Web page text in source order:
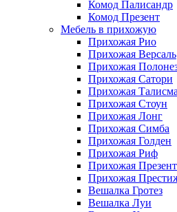
Комод Палисандр
Комод Презент
Мебель в прихожую
Прихожая Рио
Прихожая Версаль
Прихожая
Прихожая Сатори
Прихожая
Прихожая Стоун
Прихожая Лонг
Прихожая Симба
Прихожая Голден
Прихожая Риф
Прихожая Презент
Прихожая
Вешалка Гротез
Вешалка Луи